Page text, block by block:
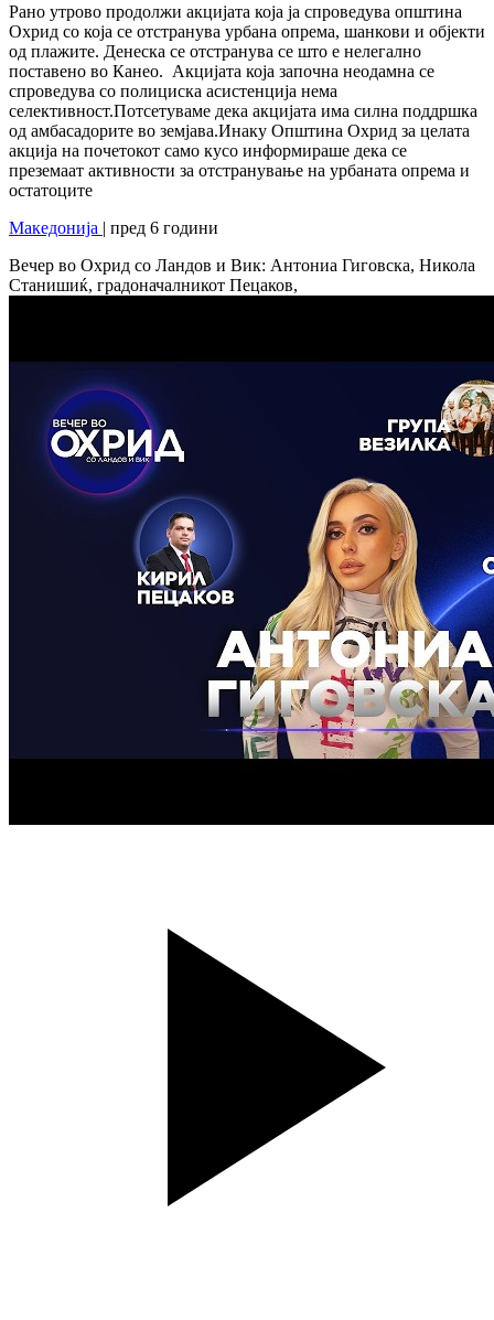
Рано утрово продолжи акцијата која ја спроведува општина
Охрид со која се отстранува урбана опрема, шанкови и објекти
од плажите. Денеска се отстранува се што е нелегално
поставено во Канео. Акцијата која започна неодамна се
спроведува со полициска асистенција нема
селективност.Потсетуваме дека акцијата има силна поддршка
од амбасадорите во земјава.Инаку Општина Охрид за целата
акција на почетокот само кусо информираше дека се
преземаат активности за отстранување на урбаната опрема и
остатоците
Македонија | пред 6 години
Вечер во Охрид со Ландов и Вик: Антониа Гиговска, Никола
Станишиќ, градоначалникот Пецаков,